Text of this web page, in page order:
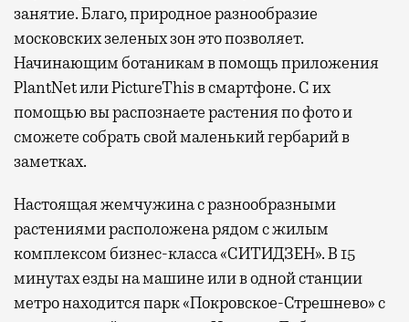
занятие. Благо, природное разнообразие
московских зеленых зон это позволяет.
Начинающим ботаникам в помощь приложения
PlantNet или PictureThis в смартфоне. С их
помощью вы распознаете растения по фото и
сможете собрать свой маленький гербарий в
заметках.
Настоящая жемчужина с разнообразными
растениями расположена рядом с жилым
комплексом бизнес-класса «СИТИДЗЕН». В 15
минутах езды на машине или в одной станции
метро находится парк «Покровское-Стрешнево» с